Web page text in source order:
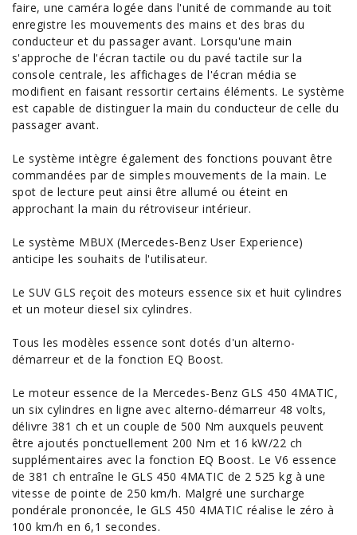
faire, une caméra logée dans l'unité de commande au toit
enregistre les mouvements des mains et des bras du
conducteur et du passager avant. Lorsqu'une main
s'approche de l'écran tactile ou du pavé tactile sur la
console centrale, les affichages de l'écran média se
modifient en faisant ressortir certains éléments. Le système
est capable de distinguer la main du conducteur de celle du
passager avant.
Le système intègre également des fonctions pouvant être
commandées par de simples mouvements de la main. Le
spot de lecture peut ainsi être allumé ou éteint en
approchant la main du rétroviseur intérieur.
Le système MBUX (Mercedes-Benz User Experience)
anticipe les souhaits de l'utilisateur.
Le SUV GLS reçoit des moteurs essence six et huit cylindres
et un moteur diesel six cylindres.
Tous les modèles essence sont dotés d'un alterno-
démarreur et de la fonction EQ Boost.
Le moteur essence de la Mercedes-Benz GLS 450 4MATIC,
un six cylindres en ligne avec alterno-démarreur 48 volts,
délivre 381 ch et un couple de 500 Nm auxquels peuvent
être ajoutés ponctuellement 200 Nm et 16 kW/22 ch
supplémentaires avec la fonction EQ Boost. Le V6 essence
de 381 ch entraîne le GLS 450 4MATIC de 2 525 kg à une
vitesse de pointe de 250 km/h. Malgré une surcharge
pondérale prononcée, le GLS 450 4MATIC réalise le zéro à
100 km/h en 6,1 secondes.